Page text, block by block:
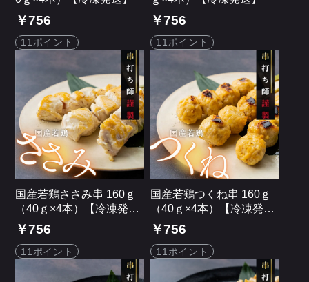
￥756
11ポイント
￥756
11ポイント
国産若鶏ささみ串 160ｇ
（40ｇ×4本）【冷凍発
送】
￥756
11ポイント
国産若鶏つくね串 160ｇ
（40ｇ×4本）【冷凍発
送】
￥756
11ポイント